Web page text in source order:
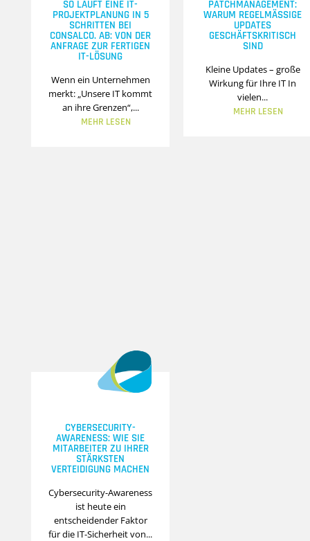
SO LÄUFT EINE IT-
PROJEKTPLANUNG IN 5
SCHRITTEN BEI
CONSALCO. AB: VON DER
ANFRAGE ZUR FERTIGEN
IT-LÖSUNG
Wenn ein Unternehmen
merkt: „Unsere IT kommt
an ihre Grenzen“,...
MEHR LESEN
PATCHMANAGEMENT:
WARUM REGELMÄSSIGE U
PDATES G
ESCHÄFTSKRITISCH S
IND
Kleine Updates – große
Wirkung für Ihre IT In
vielen...
MEHR LESEN
CYBERSECURITY-
AWARENESS: WIE SIE
MITARBEITER ZU IHRER
STÄRKSTEN
VERTEIDIGUNG MACHEN
Cybersecurity-Awareness
ist heute ein
entscheidender Faktor
für die IT-Sicherheit von...